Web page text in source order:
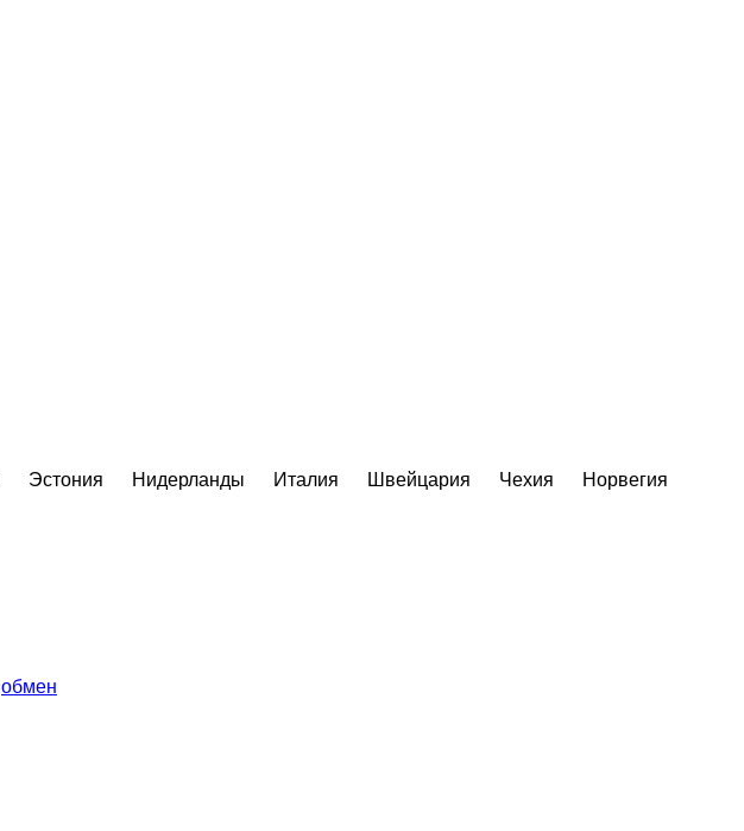
Эстония Нидерланды Италия Швейцария Чехия
Норвегия
обмен